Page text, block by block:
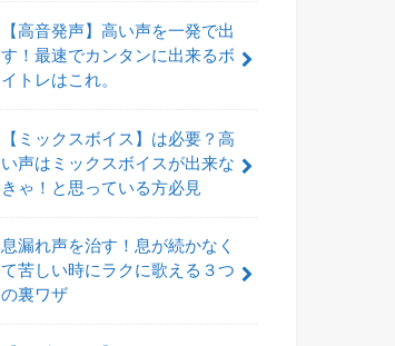
【高音発声】高い声を一発で出
す！最速でカンタンに出来るボ
イトレはこれ。
【ミックスボイス】は必要？高
い声はミックスボイスが出来な
きゃ！と思っている方必見
息漏れ声を治す！息が続かなく
て苦しい時にラクに歌える３つ
の裏ワザ